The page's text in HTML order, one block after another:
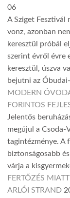
06
A Sziget Fesztivál
vonz, azonban
keresztül próbál
szerint évről évre
keresztül, úszva
bejutni az
MODERN
FORINTOS
Jelentős
megújul a Csoda-
tagintézménye. A
biztonságosabb
várja a
FERTŐZÉS
ARLÓI STRAND